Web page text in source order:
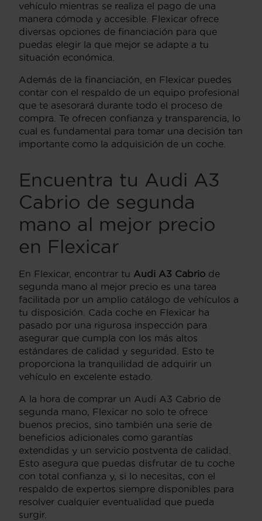
vehículo mientras se realiza el pago de una
manera cómoda y accesible. Flexicar ofrece
diversas opciones de financiación para que
puedas elegir la que mejor se adapte a tu
situación económica.
Además de la financiación, en Flexicar puedes
contar con el respaldo de un equipo profesional
que te asesorará durante todo el proceso de
compra. Te ofrecen confianza y transparencia, lo
cual es fundamental para tomar una decisión tan
importante como la adquisición de un coche.
Encuentra tu Audi A3
Cabrio de segunda
mano al mejor precio
en Flexicar
En Flexicar, encontrar tu Audi A3 Cabrio de
segunda mano al mejor precio es una tarea
facilitada por un amplio catálogo de vehículos a
tu disposición. Cada coche en Flexicar ha
pasado por una rigurosa inspección para
asegurar que cumpla con los más altos
estándares de calidad y seguridad. Esto te
proporciona la tranquilidad de adquirir un
vehículo en excelente estado.
A la hora de comprar un Audi A3 Cabrio de
segunda mano, Flexicar no solo te ofrece
buenos precios, sino también una serie de
beneficios adicionales como garantías
extendidas y un servicio postventa de calidad.
Esto asegura que puedas disfrutar de tu coche
con total confianza y, si lo necesitas, con el
respaldo de expertos siempre disponibles para
resolver cualquier eventualidad que pueda
surgir.